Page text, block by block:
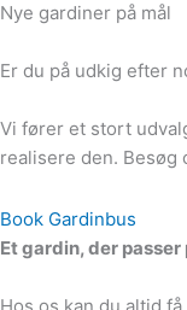
Nye gardiner på mål
Er du på udkig efter
Vi fører et stort
realisere den. Besøg
Book Gardinbus
Et gardin, der
Hos os kan du altid